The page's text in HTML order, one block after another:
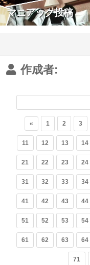
Skip to content
マニアック投稿
作成者:
« 1 2 3
11 12 13 14
21 22 23 24
31 32 33 34
41 42 43 44
51 52 53 54
61 62 63 64
71